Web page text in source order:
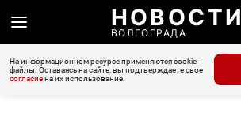
НОВОСТИ
ВОЛГОГРАДА
На информационном ресурсе применяются cookie-
файлы. Оставаясь на сайте, вы подтверждаете свое
согласиена их использование.